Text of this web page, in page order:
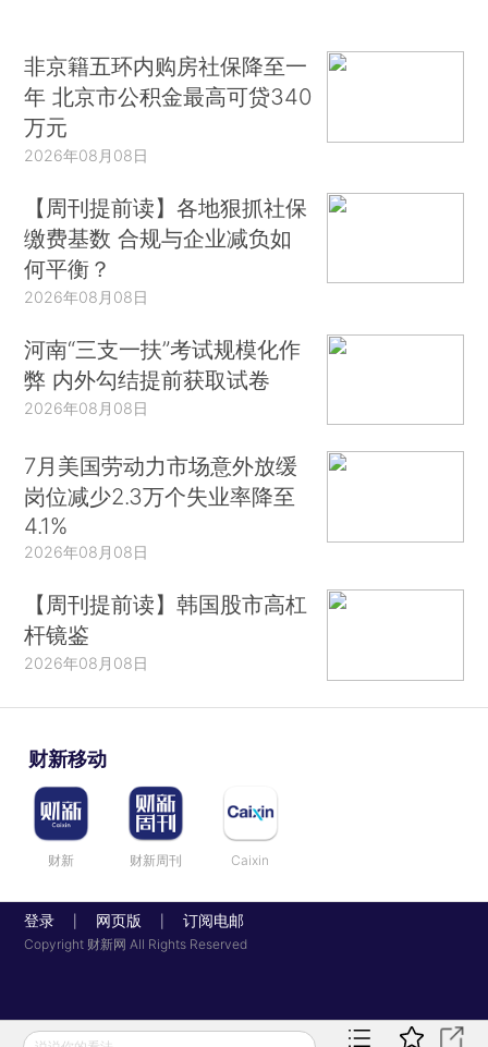
非京籍五环内购房社保降至一
年 北京市公积金最高可贷340
万元
2026年08月08日
【周刊提前读】各地狠抓社保
缴费基数 合规与企业减负如
何平衡？
2026年08月08日
河南“三支一扶”考试规模化作
弊 内外勾结提前获取试卷
2026年08月08日
7月美国劳动力市场意外放缓
岗位减少2.3万个失业率降至
4.1%
2026年08月08日
【周刊提前读】韩国股市高杠
杆镜鉴
2026年08月08日
财新移动
财新 财新周刊 Caixin
登录 网页版 订阅电邮
Copyright 财新网 All Rights Reserved